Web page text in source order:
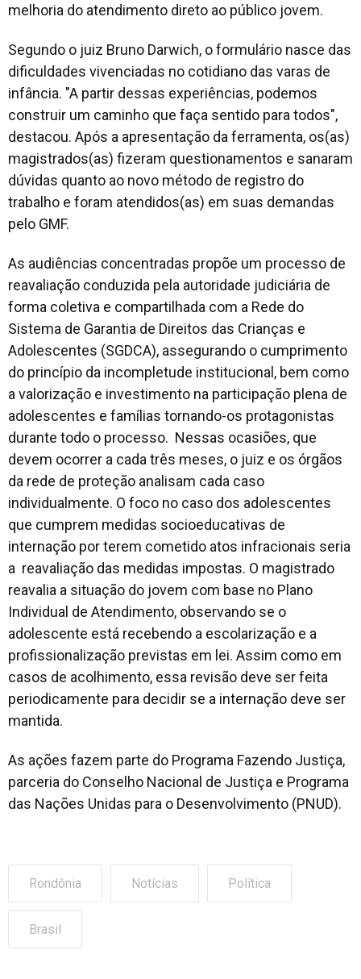
melhoria do atendimento direto ao público jovem.
Segundo o juiz Bruno Darwich, o formulário nasce das
dificuldades vivenciadas no cotidiano das varas de
infância. "A partir dessas experiências, podemos
construir um caminho que faça sentido para todos",
destacou. Após a apresentação da ferramenta, os(as)
magistrados(as) fizeram questionamentos e sanaram
dúvidas quanto ao novo método de registro do
trabalho e foram atendidos(as) em suas demandas
pelo GMF.
As audiências concentradas propõe um processo de
reavaliação conduzida pela autoridade judiciária de
forma coletiva e compartilhada com a Rede do
Sistema de Garantia de Direitos das Crianças e
Adolescentes (SGDCA), assegurando o cumprimento
do princípio da incompletude institucional, bem como
a valorização e investimento na participação plena de
adolescentes e famílias tornando-os protagonistas
durante todo o processo. Nessas ocasiões, que
devem ocorrer a cada três meses, o juiz e os órgãos
da rede de proteção analisam cada caso
individualmente. O foco no caso dos adolescentes
que cumprem medidas socioeducativas de
internação por terem cometido atos infracionais seria
a reavaliação das medidas impostas. O magistrado
reavalia a situação do jovem com base no Plano
Individual de Atendimento, observando se o
adolescente está recebendo a escolarização e a
profissionalização previstas em lei. Assim como em
casos de acolhimento, essa revisão deve ser feita
periodicamente para decidir se a internação deve ser
mantida.
As ações fazem parte do Programa Fazendo Justiça,
parceria do Conselho Nacional de Justiça e Programa
das Nações Unidas para o Desenvolvimento (PNUD).
Rondônia Notícias Política
Brasil